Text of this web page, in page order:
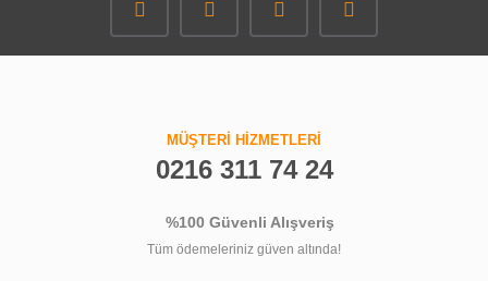
MÜŞTERİ HİZMETLERİ
0216 311 74 24
%100 Güvenli Alışveriş
Tüm ödemeleriniz güven altında!